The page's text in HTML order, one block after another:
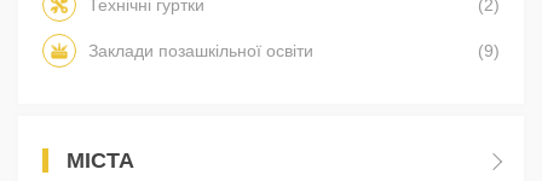
Технічні гуртки (2)
Заклади позашкільної освіти (9)
МІСТА